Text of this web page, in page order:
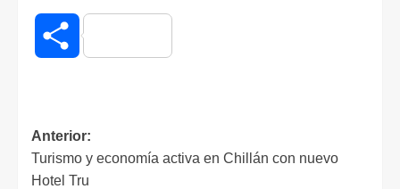
Compartir
Anterior:
Turismo y economía activa en Chillán con nuevo
Hotel Tru